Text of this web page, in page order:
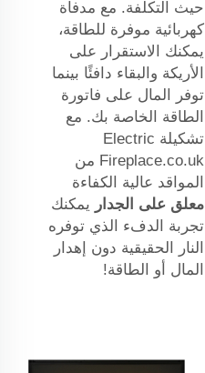
حيث التكلفة. مع مدفأة
كهربائية موفرة للطاقة،
يمكنك الاستقرار على
الأريكة والبقاء دافئًا بينما
توفر المال على فاتورة
الطاقة الخاصة بك. مع
تشكيلة Electric
Fireplace.co.uk من
المواقد عالية الكفاءة
معلق على الجدار يمكنك
تجربة الدفء الذي توفره
النار الحقيقية دون إهدار
المال أو الطاقة!